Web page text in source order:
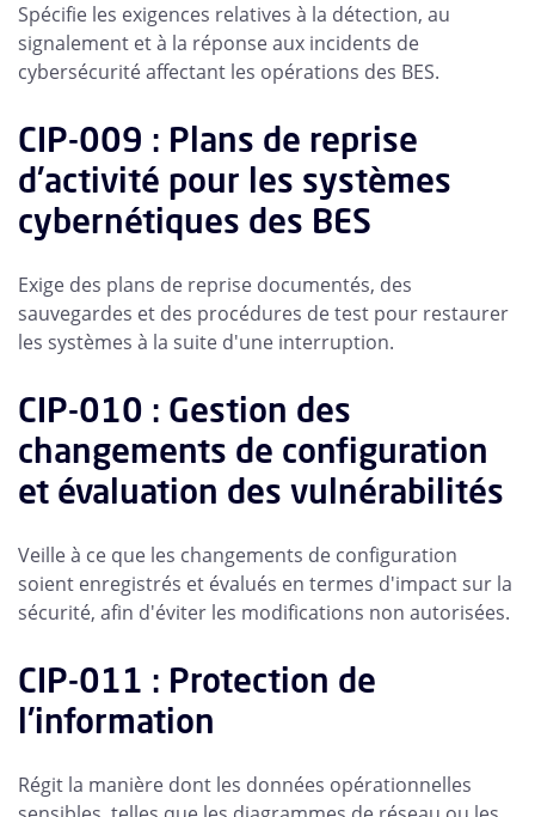
Spécifie les exigences relatives à la détection, au
signalement et à la réponse aux incidents de
cybersécurité affectant les opérations des BES.
CIP-009 : Plans de reprise
d'activité pour les systèmes
cybernétiques des BES
Exige des plans de reprise documentés, des
sauvegardes et des procédures de test pour restaurer
les systèmes à la suite d'une interruption.
CIP-010 : Gestion des
changements de configuration
et évaluation des vulnérabilités
Veille à ce que les changements de configuration
soient enregistrés et évalués en termes d'impact sur la
sécurité, afin d'éviter les modifications non autorisées.
CIP-011 : Protection de
l'information
Régit la manière dont les données opérationnelles